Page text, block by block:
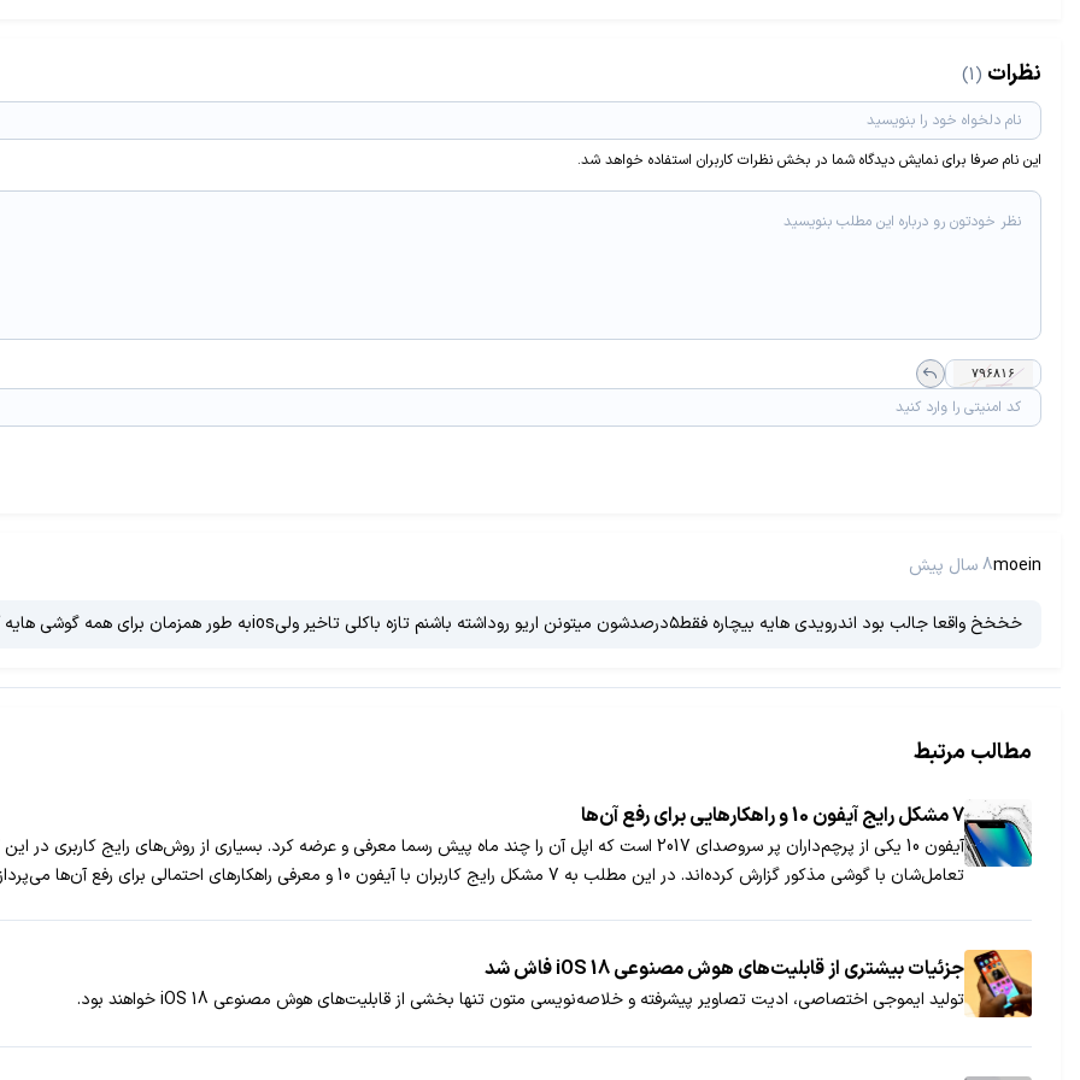
نظرات (1)
این نام صرفا برای نمایش دیدگاه شما در بخش نظرات کاربران استفاده خواهد شد.
moein8 سال پیش
خخخخ واقعا جالب بود اندرویدی هایه بیچاره فقط۵درصدشون میتونن اریو روداشته باشنم تازه باکلی تاخیر ولیiosبه طور همزمان برای همه گوشی هایه آیفون درهمه جا میاد وتاسالهاپشتیبانی میشود
مطالب مرتبط
7 مشکل رایج آیفون 10 و راهکارهایی برای رفع آن‌ها
آیفون 10 یکی از پرچم‌داران پر سروصدای 2017 است که اپل آن را چند ماه پیش رسما معرفی و عرضه کرد. بسیاری از روش‌های
تعامل‌شان با گوشی مذکور گزارش کرده‌اند. در این مطلب به 7 مشکل رایج کاربران با آیفون 10 و معرفی راهکارهای احتمالی برای رفع آن‌ها می‌پردازیم.
جزئیات بیشتری از قابلیت‌های هوش مصنوعی iOS 18 فاش شد
تولید ایموجی اختصاصی، ادیت تصاویر پیشرفته و خلاصه‌نویسی متون تنها بخشی از قابلیت‌های هوش مصنوعی iOS 18 خواهند بود.